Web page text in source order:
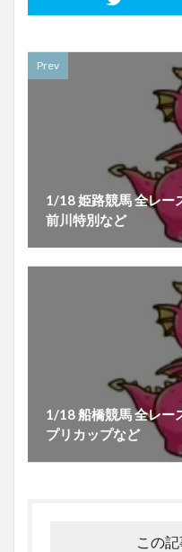
Prev
1/18 姫路競馬 全レー
前川特別など
1/18 船橋競馬 全レー
プリカップなど
この